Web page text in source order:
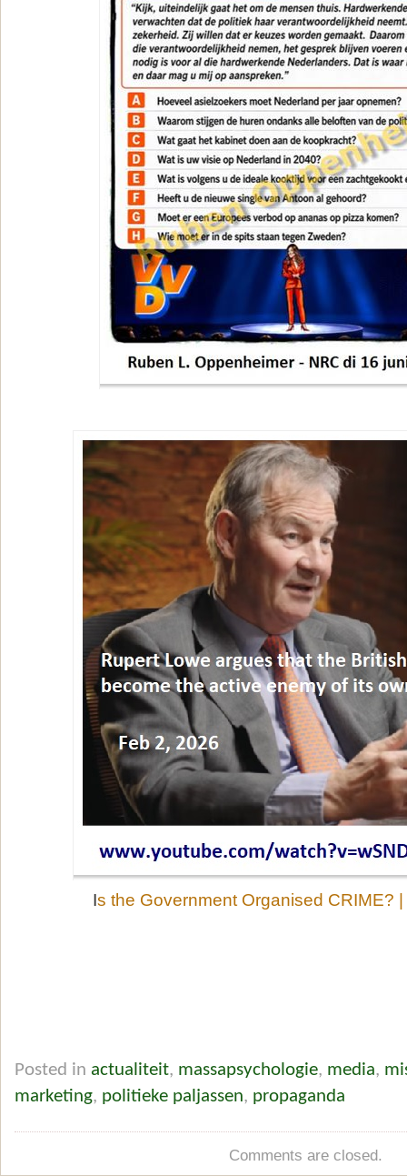
Is the Government Organised CRIME? |
Posted in actualiteit, massapsychologie, media,
marketing, politieke paljassen, propaganda
Comments are closed.